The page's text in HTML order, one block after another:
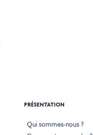
PRÉSENTATION
Qui sommes-nous ?